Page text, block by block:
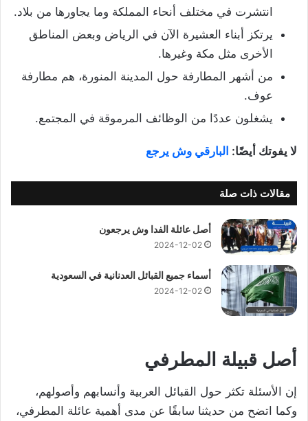
انتشرت في مختلف أنحاء المملكة وما يجاورها من بلاد.
يرتكز أبناء العشيرة الآن في الرياض وبعض المناطق
الأخرى مثل مكة وغيرها.
من أشهر المطارفة حول المدينة المنورة، هم مطارفة
عوف.
يشغلون عددًا من الوظائف المرموقة في المجتمع.
لا يفوتك أيضًا: البارقي وش يرجع
مقالات ذات صلة
أصل عائلة الفدا وش يرجعون
2024-12-02
أسماء جميع القبائل العدنانية في السعودية
2024-12-02
أصل قبيلة المطرفي
إن الأسئلة تكثر حول القبائل العربية وأنسابهم وأصولهم،
وكما اتضح من حديثنا سابقًا عن مدى أهمية عائلة المطرفي،